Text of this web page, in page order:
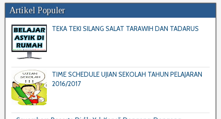
Artikel Populer
TEKA TEKI SILANG SALAT TARAWIH DAN TADARUS
TIME SCHEDULE UJIAN SEKOLAH TAHUN PELAJARAN
2016/2017